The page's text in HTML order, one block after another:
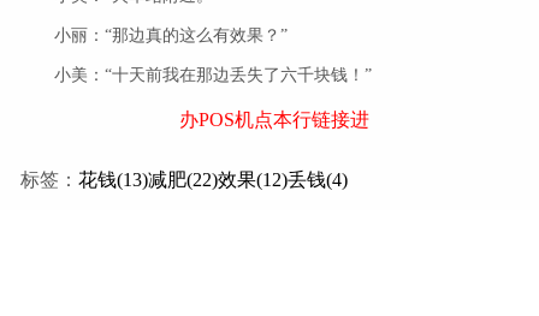
小丽：“那边真的这么有效果？”
小美：“十天前我在那边丢失了六千块钱！”
办POS机点本行链接进
标签： 花钱(13)减肥(22)效果(12)丢钱(4)